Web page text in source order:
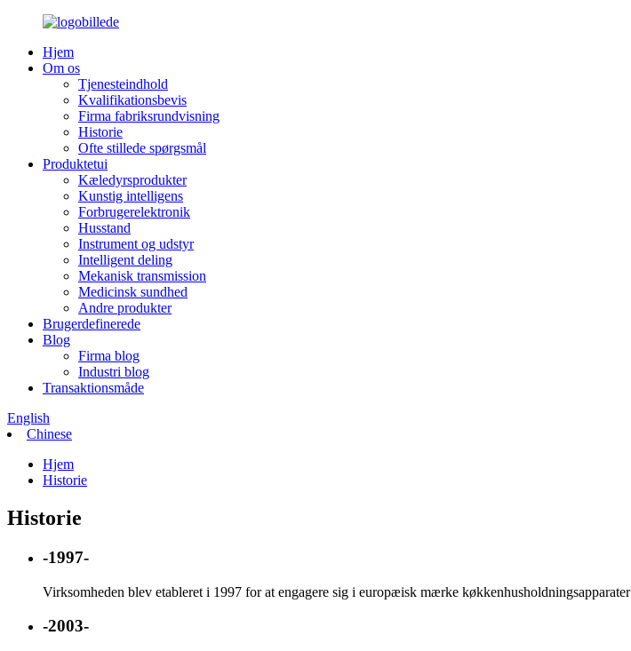
Hjem
Om os
Tjenesteindhold
Kvalifikationsbevis
Firma fabriksrundvisning
Historie
Ofte stillede spørgsmål
Produktetui
Kæledyrsprodukter
Kunstig intelligens
Forbrugerelektronik
Husstand
Instrument og udstyr
Intelligent deling
Mekanisk transmission
Medicinsk sundhed
Andre produkter
Brugerdefinerede
Blog
Firma blog
Industri blog
Transaktionsmåde
English
Chinese
Hjem
Historie
Historie
-1997-
Virksomheden blev etableret i 1997 for at engagere sig i europæisk mærke køkkenhusholdningsapparater
-2003-